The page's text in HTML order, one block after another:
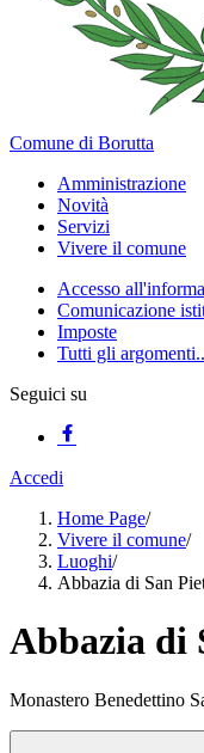
Comune di Borutta
Amministrazione
Novità
Servizi
Vivere il comune
Accesso
Comunicazione
Imposte
Tutti gli
Seguici su
Accedi
Home Page/
Vivere il comune/
Luoghi/
Abbazia di San
Abbazia di
Monastero Benedettino